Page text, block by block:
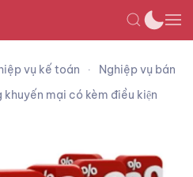
vụ kế toán
Nghiệp vụ bán
khuyến mại có kèm điều kiện